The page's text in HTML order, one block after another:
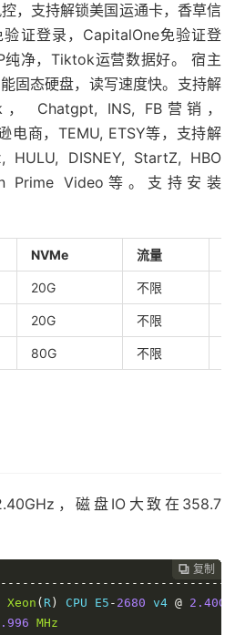
，支持解锁美国运通卡，香草信
证登录，CapitalOne免验证登
纯净，Tiktok运营数据好。 宿主
固态硬盘，读写速度快。支持解
Chatgpt, INS, FB营销，
电商，TEMU, ETSY等，支持解
DISNEY, StartZ, HBO
Prime Video等。支持安装
NVMe 流量
20G 不限
20G 不限
80G 不限
，磁盘IO大致在358.7
 复制
 复制
 复制
 复制
 复制
 复制
 复制
 复制
 复制
 复制
Xeon ( R ) CPU E5 - 2680 v4 @
MHz